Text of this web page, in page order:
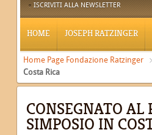
ISCRIVITI ALLA NEWSLETTER
HOME JOSEPH RATZINGER
Home Page Fondazione Ratzinger
Costa Rica
CONSEGNATO
SIMPOSIO IN